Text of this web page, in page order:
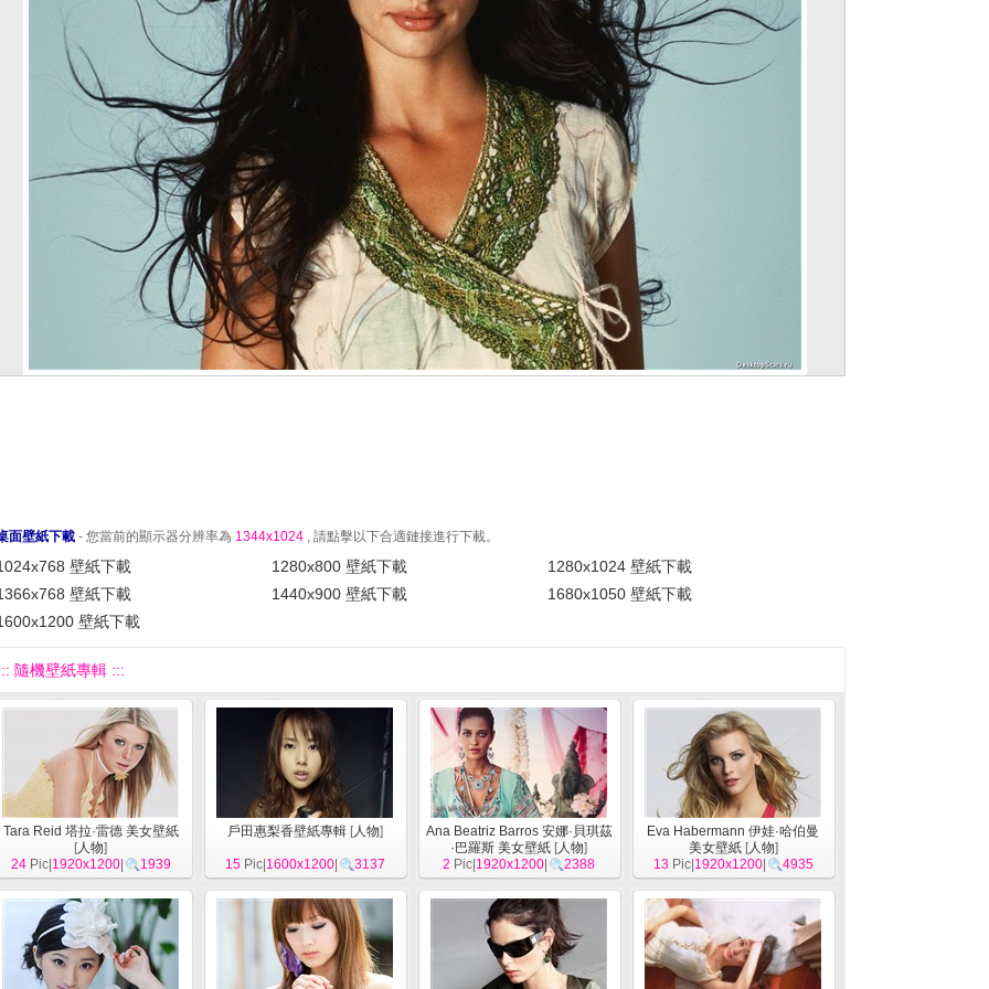
面壁紙下載 - 您當前的顯示器分辨率為 1344x1024 , 請點擊以下合適鏈接進行下載。
壁紙下載 1280x800 壁紙下載
1280x1024 壁紙下載
壁紙下載
1440x900 壁紙下載
1680x1050 壁紙下載
壁紙下載
隨機壁紙專輯 :::
Tara Reid 塔拉·雷德 美女壁紙
[人物]
24Pic| 1920x1200| 1939
戶田惠梨香壁紙專輯[人物]
15Pic| 1600x1200| 3137
Ana Beatriz Barros 安娜·貝琪茲
·巴羅斯 美女壁紙 [人物]
2 Pic| 1920x1200 2388
Eva Habermann 伊娃·哈伯曼
美女壁紙[人物]
13Pic| 1920x1200| 4935